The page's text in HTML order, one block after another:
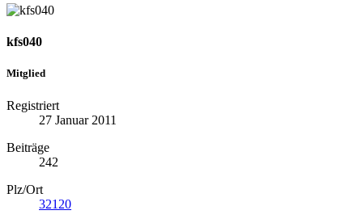
kfs040
Mitglied
Registriert
27 Januar 2011
Beiträge
242
Plz/Ort
32120